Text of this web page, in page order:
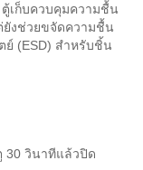
เก็บควบคุมความชื้น
ยังช่วยขจัดความชื้น
ย์ (ESD) สำหรับชิ้น
30 วินาทีแล้วปิด